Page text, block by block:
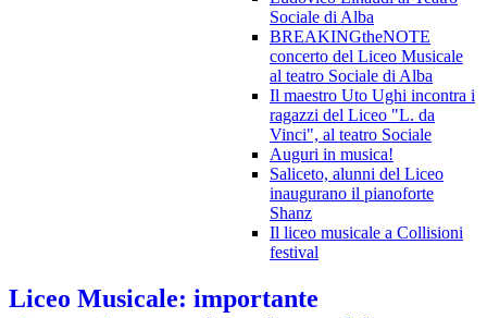
Sociale di Alba
BREAKINGtheNOTE
concerto del Liceo Musicale
al teatro Sociale di Alba
Il maestro Uto Ughi incontra i
ragazzi del Liceo "L. da
Vinci", al teatro Sociale
Auguri in musica!
Saliceto, alunni del Liceo
inaugurano il pianoforte
Shanz
Il liceo musicale a Collisioni
festival
Liceo Musicale: importante